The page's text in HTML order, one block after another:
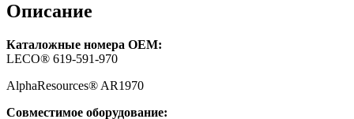
Описание
Каталожные номера ОЕМ:
LECO® 619-591-970
AlphaResources® AR1970
Совместимое оборудование: